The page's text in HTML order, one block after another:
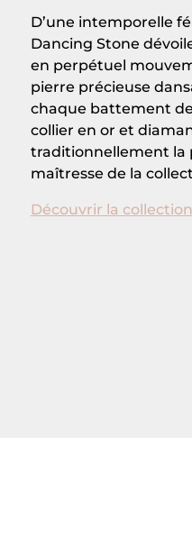
D’une intemporelle
Dancing Stone
en perpétuel
pierre précieuse
chaque battement
collier en or et
traditionnellement la
maîtresse de la
Découvrir la collection